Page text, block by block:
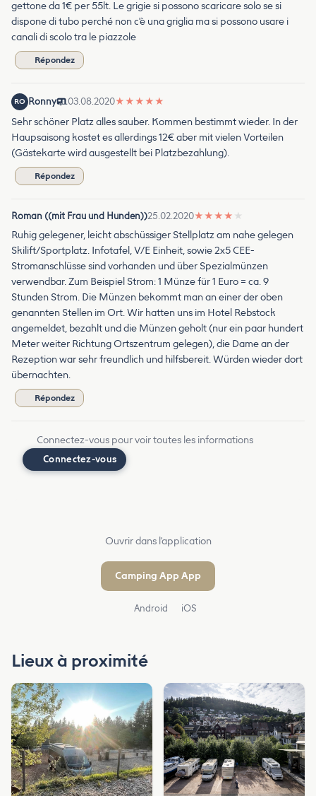
gettone da 1€ per 55lt. Le grigie si possono scaricare solo se si
dispone di tubo perché non c'è una griglia ma si possono usare i
canali di scolo tra le piazzole
Répondez
RO Ronny 03.08.2020★ ★ ★ ★ ★
Sehr schöner Platz alles sauber. Kommen bestimmt wieder. In der
Haupsaisong kostet es allerdings 12€ aber mit vielen Vorteilen
(Gästekarte wird ausgestellt bei Platzbezahlung).
Répondez
Roman ((mit Frau und Hunden))25.02.2020★ ★ ★ ★ ★
Ruhig gelegener, leicht abschüssiger Stellplatz am nahe gelegen
Skilift/Sportplatz. Infotafel, V/E Einheit, sowie 2x5 CEE-
Stromanschlüsse sind vorhanden und über Spezialmünzen
verwendbar. Zum Beispiel Strom: 1 Münze für 1 Euro = ca. 9
Stunden Strom. Die Münzen bekommt man an einer der oben
genannten Stellen im Ort. Wir hatten uns im Hotel Rebstock
angemeldet, bezahlt und die Münzen geholt (nur ein paar hundert
Meter weiter Richtung Ortszentrum gelegen), die Dame an der
Rezeption war sehr freundlich und hilfsbereit. Würden wieder dort
übernachten.
Répondez
Connectez-vous pour voir toutes les informations
Connectez-vous
Ouvrir dans l'application
Camping App App
Android iOS
Lieux à proximité